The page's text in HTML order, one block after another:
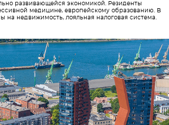
развивающейся экономикой. Резиденты
медицине, европейскому образованию. В
на недвижимость, лояльная налоговая система.